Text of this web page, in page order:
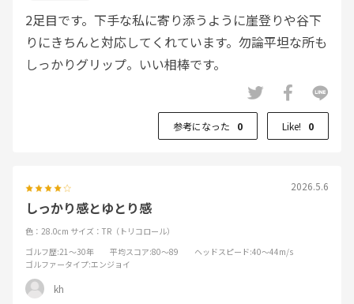
2足目です。下手な私に寄り添うように崖登りや谷下
りにきちんと対応してくれています。勿論平坦な所も
しっかりグリップ。いい相棒です。
参考になった 0 Like! 0
2026.5.6
しっかり感とゆとり感
色：28.0cm サイズ：TR（トリコロール）
ゴルフ歴:21～30年 平均スコア:80～89 ヘッドスピード:40～44m/s
ゴルファータイプ:エンジョイ
kh